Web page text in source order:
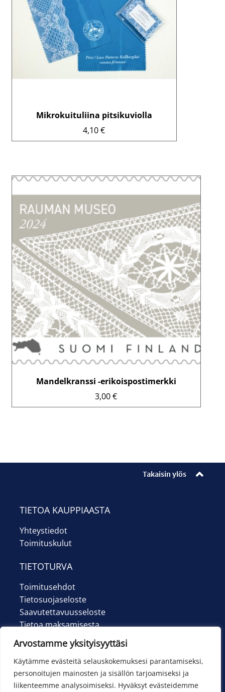
Arvostamme yksityisyyttäsi
Käytämme evästeitä selauskokemuksesi parantamiseksi,
personoitujen mainosten ja sisällön tarjoamiseksi ja
liikenteemme analysoimiseksi. Hyväksyt evästeidemme
Mikrokuituliina pitsikuviolla
4,10€
Mandelkranssi -erikoispostimerkki
3,00€
Takaisin ylös
TIETOA KAUPPIAASTA
Yhteystiedot
Toimituskulut
TIETOTURVA
Toimitusehdot
Tietosuojaseloste
Saavutettavuusseloste
Tietoa maksamisesta